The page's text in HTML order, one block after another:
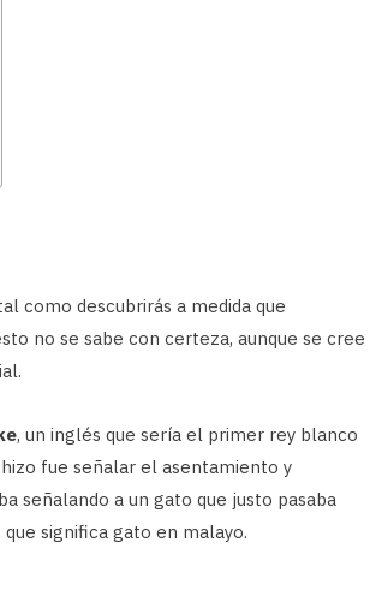
como descubrirás a medida que
no se sabe con certeza, aunque se cree
, un inglés que sería el primer rey blanco
fue señalar el asentamiento y
señalando a un gato que justo pasaba
significa gato en malayo.